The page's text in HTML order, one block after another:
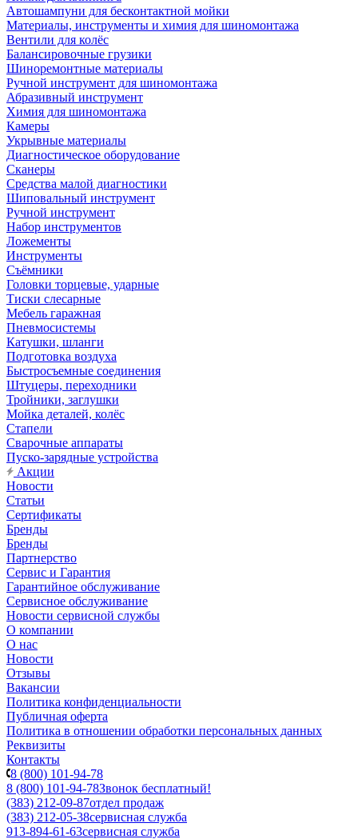
Автошампуни для бесконтактной мойки
Материалы, инструменты и химия для шиномонтажа
Вентили для колёс
Балансировочные грузики
Шиноремонтные материалы
Ручной инструмент для шиномонтажа
Абразивный инструмент
Химия для шиномонтажа
Камеры
Укрывные материалы
Диагностическое оборудование
Сканеры
Средства малой диагностики
Шиповальный инструмент
Ручной инструмент
Набор инструментов
Ложементы
Инструменты
Съёмники
Головки торцевые, ударные
Тиски слесарные
Мебель гаражная
Пневмосистемы
Катушки, шланги
Подготовка воздуха
Быстросъемные соединения
Штуцеры, переходники
Тройники, заглушки
Мойка деталей, колёс
Стапели
Сварочные аппараты
Пуско-зарядные устройства
Акции
Новости
Статьи
Сертификаты
Бренды
Бренды
Партнерство
Сервис и Гарантия
Гарантийное обслуживание
Сервисное обслуживание
Новости сервисной службы
О компании
О нас
Новости
Отзывы
Вакансии
Политика конфиденциальности
Публичная оферта
Политика в отношении обработки персональных данных
Реквизиты
Контакты
8 (800) 101-94-78
8 (800) 101-94-78Звонок бесплатный!
(383) 212-09-87отдел продаж
(383) 212-05-38сервисная служба
913-894-61-63сервисная служба